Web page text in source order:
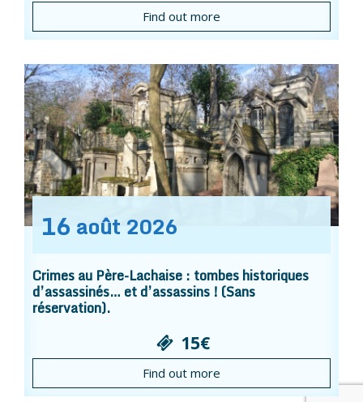
Find out more
16 août 2026
Crimes au Père-Lachaise : tombes historiques
d’assassinés… et d’assassins ! (Sans
réservation).
15€
Find out more